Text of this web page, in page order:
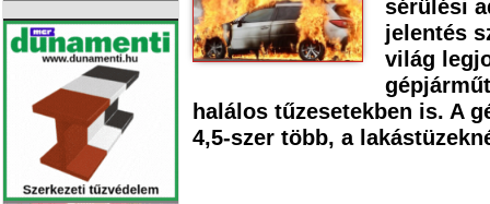
sérülési
jelentés
világ
halálos tűzesetekben is. A
4,5-szer több, a